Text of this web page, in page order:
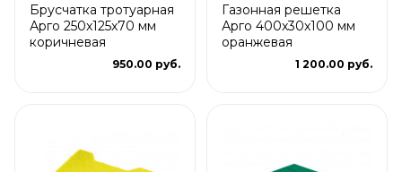
Брусчатка тротуарная
Арго 250x125x70 мм
коричневая
950.00 руб.
Газонная решетка
Арго 400x30x100 мм
оранжевая
1 200.00 руб.